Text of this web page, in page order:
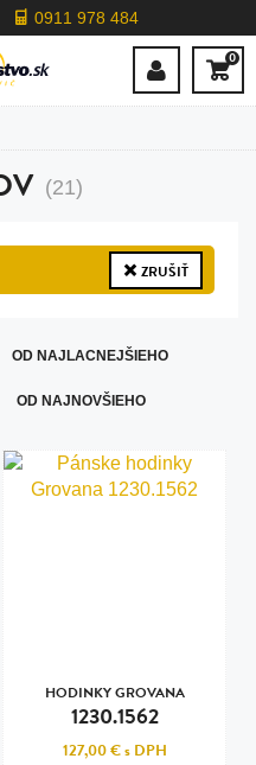
0911 978 484
0
(21)
ZRUŠIŤ
OD NAJLACNEJŠIEHO
OD NAJNOVŠIEHO
HODINKY GROVANA
1230.1562
127,00 €s DPH